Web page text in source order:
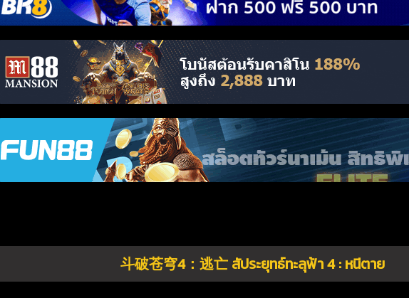
斗破苍穹4：逃亡 สัประยุทธ์ทะลุฟ้า 4 : หนีตาย